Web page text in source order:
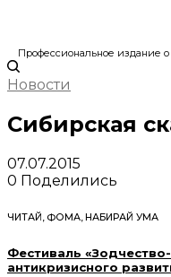
Профессиональное издание
Новости
Сибирская
07.07.2015
0 Поделились
ЧИТАЙ, ФОМА, НАБИРАЙ УМА
Фестиваль
антикризисного